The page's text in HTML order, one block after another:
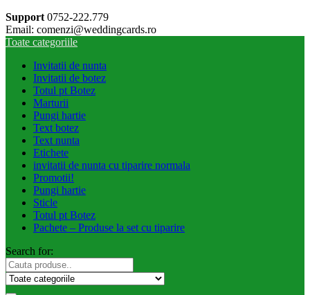
Support 0752-222.779
Email: comenzi@weddingcards.ro
Toate categoriile
Invitatii de nunta
Invitatii de botez
Totul pt Botez
Marturii
Pungi hartie
Text botez
Text nunta
Etichete
invitatii de nunta cu tiparire normala
Promotii!
Pungi hartie
Sticle
Totul pt Botez
Pachete – Produse la set cu tiparire
Search for: